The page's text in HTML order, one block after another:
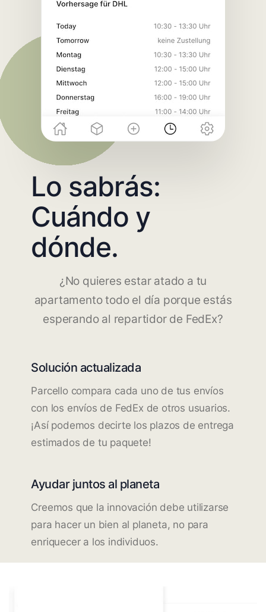
Lo sabrás:
Cuándo y
dónde.
¿No quieres estar atado a tu
apartamento todo el día porque estás
esperando al repartidor de FedEx?
Solución actualizada
Parcello compara cada uno de tus envíos
con los envíos de FedEx de otros usuarios.
¡Así podemos decirte los plazos de entrega
estimados de tu paquete!
Ayudar juntos al planeta
Creemos que la innovación debe utilizarse
para hacer un bien al planeta, no para
enriquecer a los individuos.